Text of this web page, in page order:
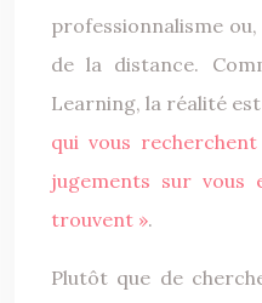
professionnalisme
de la distance.
Learning, la réalité
qui vous
jugements sur vous
trouvent ».
Plutôt que de